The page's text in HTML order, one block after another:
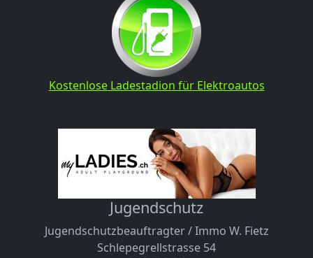
Kostenlose Ladestadion für Elektroautos
Jugendschutz
Jugendschutzbeauftragter / Immo W. Fietz
Schlepegrellstrasse 54